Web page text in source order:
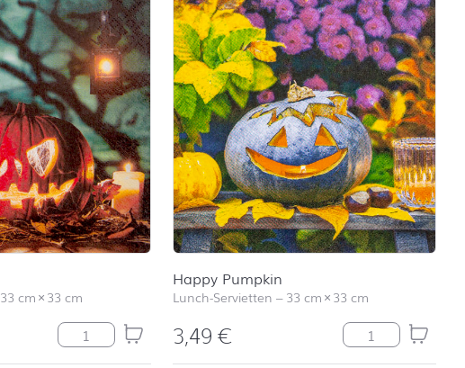
33 cm×33 cm
Halloween! Menge
Happy Pumpkin
Lunch-Servietten –33 cm×33 cm
3,49€ Happy Pumpkin